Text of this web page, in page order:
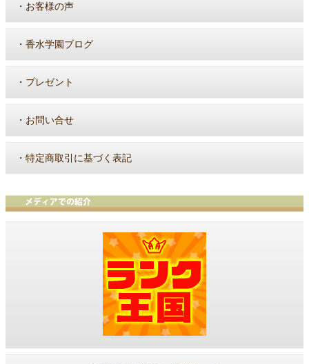
・ お客様の声
・ 香水学園ブログ
・ プレゼント
・ お問い合せ
・ 特定商取引に基づく表記